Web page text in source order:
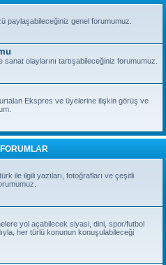
paylaşabileceğiniz genel forumumuz.
olaylarını tartışabileceğiniz forumumuz.
Ekspres ve üyelerine ilişkin görüş ve
ile ilgili yazıları, fotoğrafları ve çeşitli
yol açabilecek siyasi, dini, spor/futbol
her türlü konunun konuşulabileceği